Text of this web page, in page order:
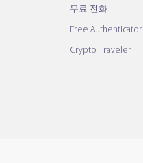
무료 전화
Free Authenticator
Crypto Traveler